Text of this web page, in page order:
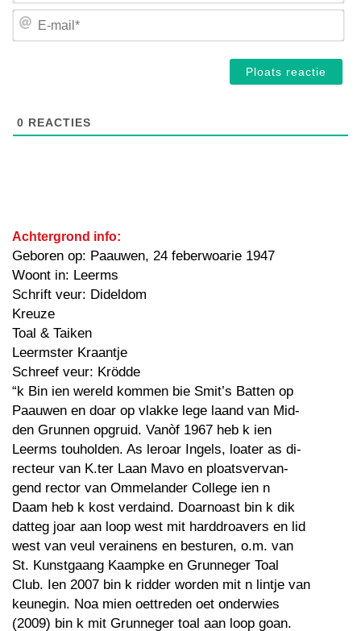
E-
0 REACTIES
Achtergrond info:
Geboren op: Paauwen, 24 feberwoarie 1947
Woont in: Leerms
Schrift veur: Dideldom
Kreuze
Toal & Taiken
Leermster Kraantje
Schreef veur: Krödde
“k Bin ien wereld kommen bie Smit’s Batten op
Paauwen en doar op vlakke lege laand van Mid-
den Grunnen opgruid. Vanòf 1967 heb k ien
Leerms touholden. As leroar Ingels, loater as di-
recteur van K.ter Laan Mavo en ploatsvervan-
gend rector van Ommelander College ien n
Daam heb k kost verdaind. Doarnoast bin k dik
datteg joar aan loop west mit harddroavers en lid
west van veul verainens en besturen, o.m. van
St. Kunstgaang Kaampke en Grunneger Toal
Club. Ien 2007 bin k ridder worden mit n lintje van
keunegin. Noa mien oettreden oet onderwies
(2009) bin k mit Grunneger toal aan loop goan.